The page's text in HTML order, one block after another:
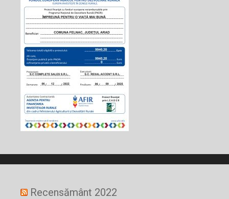
Recensământ 2022